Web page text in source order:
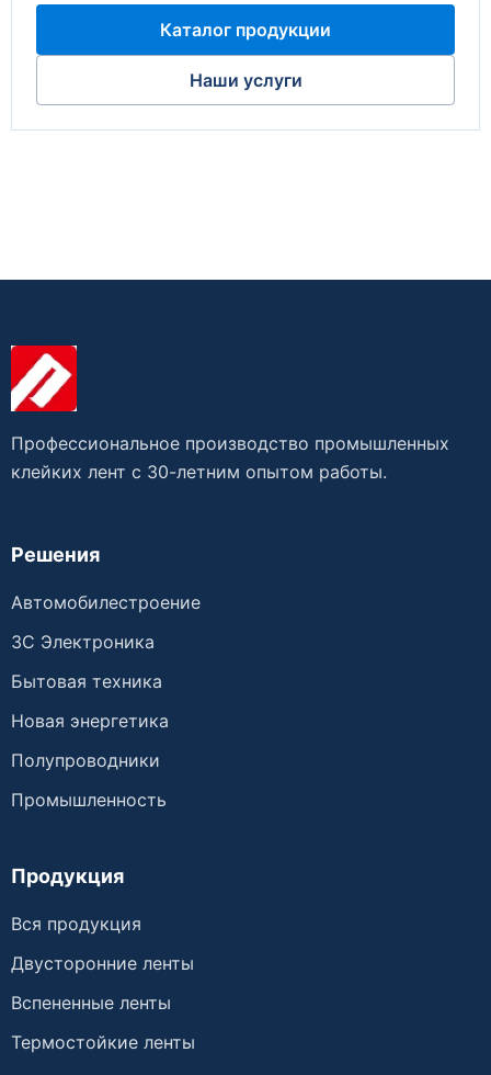
Каталог продукции
Наши услуги
Профессиональное производство промышленных
клейких лент с 30-летним опытом работы.
Решения
Автомобилестроение
3C Электроника
Бытовая техника
Новая энергетика
Полупроводники
Промышленность
Продукция
Вся продукция
Двусторонние ленты
Вспененные ленты
Термостойкие ленты